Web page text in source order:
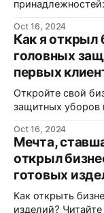
Oct 16, 2024
Как я открыл
головных
первых
Откройте свой
защитных уборов
Oct 16, 2024
Мечта,
открыл
готовых
Как открыть
изделий?